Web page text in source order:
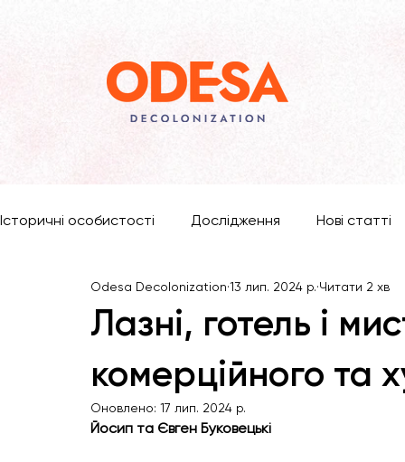
Історичні особистості Дослідження Нові статті
Лазні, готель і
комерційного та
Odesa Decolonization 13 лип. 2024 р. Читати 2 хв
Оновлено: 17 лип. 2024 р.
Йосип та Євген Буковецькі